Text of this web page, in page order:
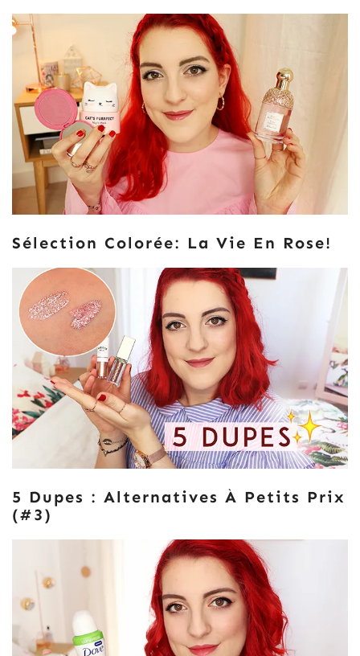
Sélection Colorée: La Vie En Rose!
5 Dupes : Alternatives À Petits Prix
(#3)